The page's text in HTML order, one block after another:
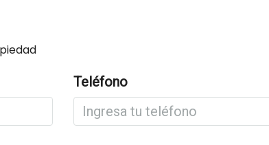
Teléfono